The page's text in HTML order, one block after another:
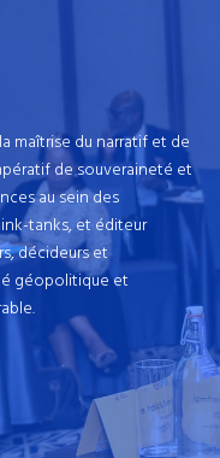
maîtrise du narratif et de
de souveraineté et
au sein des
tanks, et éditeur
décideurs et
géopolitique et